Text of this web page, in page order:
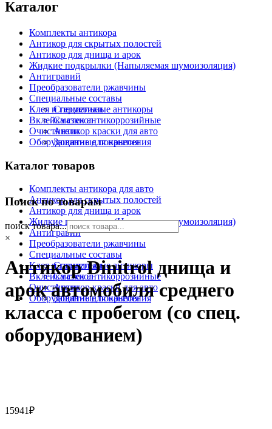
Каталог
Комплекты антикора
Антикор для скрытых полостей
Антикор для днища и арок
Жидкие подкрылки (Напыляемая шумоизоляция)
Антигравий
Преобразователи ржавчины
Специальные составы
Специальные антикоры
Смазки антикоррозийные
Антикор краски для авто
Защитные покрытия
Клея и герметики
Вклейка стекол
Очистители
Оборудование для нанесения
Каталог товаров
Комплекты антикора для авто
Антикор для скрытых полостей
Антикор для днища и арок
Жидкие подкрылки (Напыляемая шумоизоляция)
Антигравий
Преобразователи ржавчины
Специальные составы
Специальные антикоры
Смазки антикоррозийные
Антикор краски для авто
Защитные покрытия
Клея и герметики
Вклейка стекол
Очистители
Оборудование для нанесения
Поиск по товарам
поиск товара...
×
Антикор Dinitrol днища и
арок автомобиля среднего
класса с пробегом (со спец.
оборудованием)
15941₽